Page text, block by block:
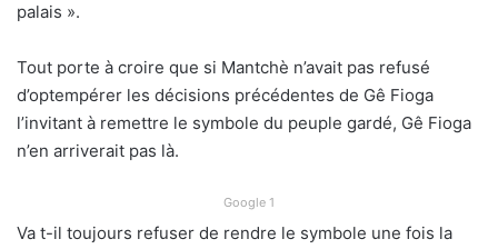
palais ».
Tout porte à croire que si Mantchè n’avait pas refusé
d’optempérer les décisions précédentes de Gê Fioga
l’invitant à remettre le symbole du peuple gardé, Gê Fioga
n’en arriverait pas là.
Google 1
Va t-il toujours refuser de rendre le symbole une fois la